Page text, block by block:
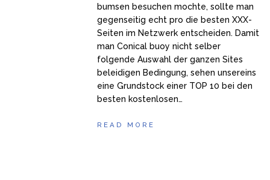
bumsen besuchen mochte, sollte man
gegenseitig echt pro die besten XXX-
Seiten im Netzwerk entscheiden. Damit
man Conical buoy nicht selber
folgende Auswahl der ganzen Sites
beleidigen Bedingung, sehen unsereins
eine Grundstock einer TOP 10 bei den
besten kostenlosen…
READ MORE